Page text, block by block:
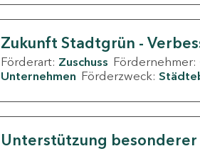
Zukunft Stadtgrün -
Förderart: Zuschuss Fördernehmer:
Unternehmen Förderzweck:
Unterstützung